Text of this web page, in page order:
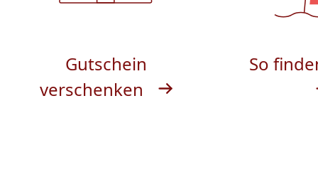
Gutschein
verschenken
So